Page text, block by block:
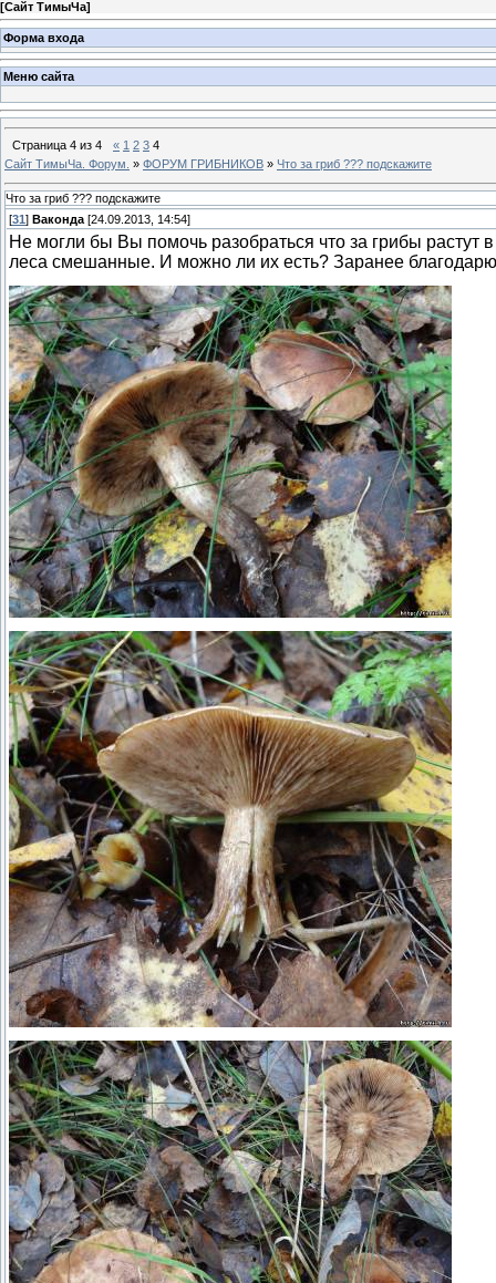
[Сайт ТимыЧа]
Форма входа
Меню сайта
Страница 4 из 4 « 1 2 3 4
Сайт ТимыЧа. Форум. » ФОРУМ ГРИБНИКОВ » Что за гриб ??? подскажите
Что за гриб ??? подскажите
[31 ] Ваконда [24.09.2013, 14:54]
Не могли бы Вы помочь разобраться что за грибы растут
леса смешанные. И можно ли их есть? Заранее